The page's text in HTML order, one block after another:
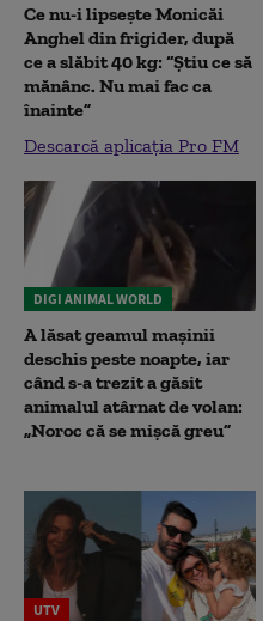
Ce nu-i lipsește Monicăi
Anghel din frigider, după
ce a slăbit 40 kg: “Știu ce să
mănânc. Nu mai fac ca
înainte”
Descarcă aplicația Pro FM
DIGI ANIMAL WORLD
A lăsat geamul mașinii
deschis peste noapte, iar
când s-a trezit a găsit
animalul atârnat de volan:
„Noroc că se mișcă greu”
UTV